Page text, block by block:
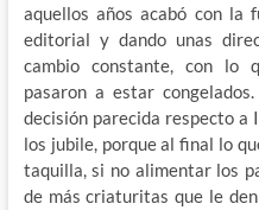
aquellos años acabó con la
editorial y dando unas
cambio constante, con lo
pasaron a estar
decisión parecida respecto a
los jubile, porque al final lo
taquilla, si no alimentar los
de más criaturitas que le